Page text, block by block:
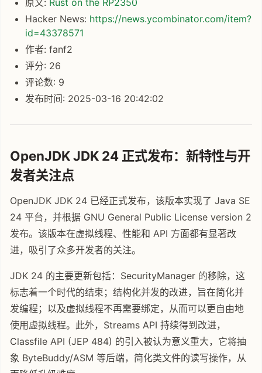
Hacker News: https://news.ycombinator.com/item?
id=43378571
作者: fanf2
评分: 26
评论数: 9
发布时间: 2025-03-16 20:42:02
OpenJDK JDK 24 正式发布：新特性与开
发者关注点
OpenJDK JDK 24 已经正式发布，该版本实现了 Java SE
24 平台，并根据 GNU General Public License version 2
发布。该版本在虚拟线程、性能和 API 方面都有显著改
进，吸引了众多开发者的关注。
JDK 24 的主要更新包括：SecurityManager 的移除，这
标志着一个时代的结束；结构化并发的改进，旨在简化并
发编程；以及虚拟线程不再需要绑定，从而可以更自由地
使用虚拟线程。此外，Streams API 持续得到改进，
Classfile API (JEP 484) 的引入被认为意义重大，它将抽
象 ByteBuddy/ASM 等后端，简化类文件的读写操作，从